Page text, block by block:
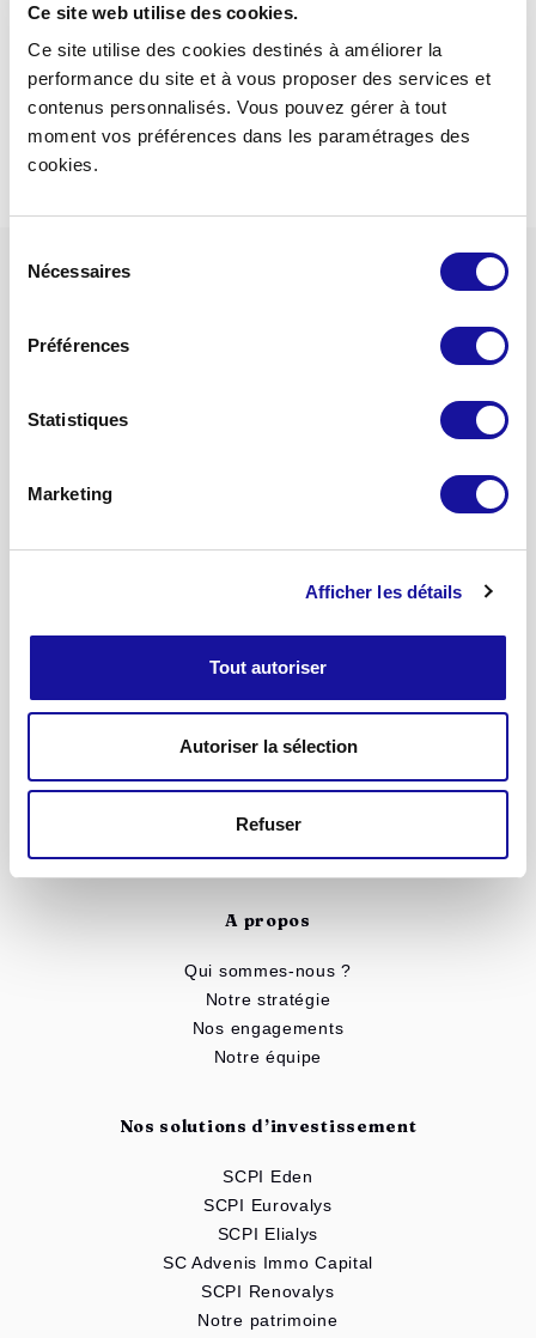
Ce site web utilise des cookies.
Ce site utilise des cookies destinés à améliorer la
performance du site et à vous proposer des services et
contenus personnalisés. Vous pouvez gérer à tout
moment vos préférences dans les paramétrages des
cookies.
Nécessaires
Préférences
Statistiques
Marketing
Afficher les détails
Tout autoriser
Autoriser la sélection
Refuser
Accueil
Nous contacter
Mon espace associé
A propos
Qui sommes-nous ?
Notre stratégie
Nos engagements
Notre équipe
Nos solutions d’investissement
SCPI Eden
SCPI Eurovalys
SCPI Elialys
SC Advenis Immo Capital
SCPI Renovalys
Notre patrimoine